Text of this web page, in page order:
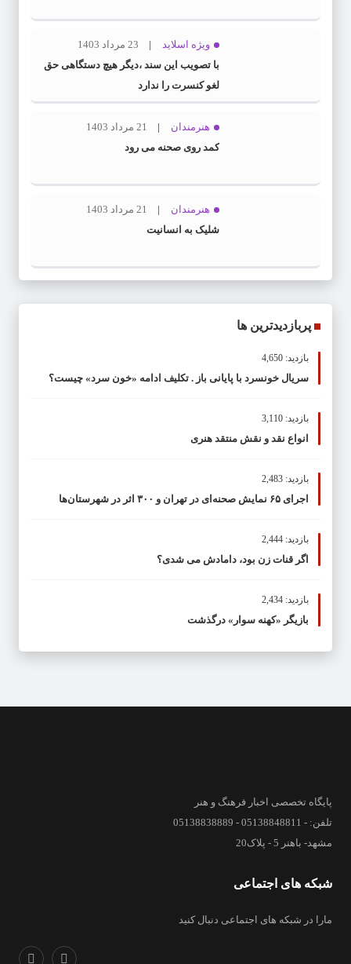
ویژه اسلاید
23 مرداد 1403
با تصویب این سند ،دیگر هیچ دستگاهی حق
لغو کنسرت را ندارد
هنرمندان
21 مرداد 1403
کمد روی صحنه می رود
هنرمندان
21 مرداد 1403
شلیک به انسانیت
پربازدیدترین ها
بازدید: 4,650
سریال خونسرد با پایانی باز . تکلیف ادامه «خون سرد» چیست؟
بازدید: 3,110
انواع نقد و نقش منتقد هنری
بازدید: 2,483
اجرای ۶۵ نمایش صحنه‌ای در تهران و ۳۰۰ اثر در شهرستان‌ها
بازدید: 2,444
اگر قنات زن بود، دامادش می شدی؟
بازدید: 2,434
بازیگر «کهنه سوار» درگذشت
پایگاه تخصصی اخبار فرهنگ و هنر
تلفن: - 05138848811 - 05138838889
مشهد- باهنر 5 - پلاک20
شبکه های اجتماعی
مارا در شبکه های اجتماعی دنبال کنید